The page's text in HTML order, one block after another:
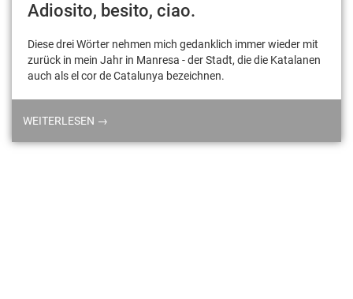
Adiosito, besito, ciao.
Diese drei Wörter nehmen mich gedanklich immer wieder mit
zurück in mein Jahr in Manresa - der Stadt, die die Katalanen
auch als el cor de Catalunya bezeichnen.
WEITERLESEN →